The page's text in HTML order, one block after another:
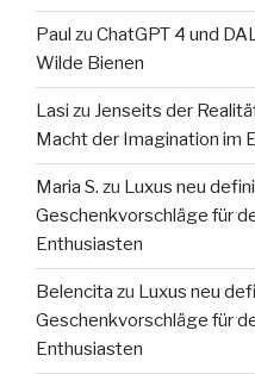
Paul zu ChatGPT 4 und
Wilde Bienen
Lasi zu Jenseits der
Macht der Imagination im
Maria S. zu Luxus neu
Geschenkvorschläge für
Enthusiasten
Belencita zu Luxus neu
Geschenkvorschläge für
Enthusiasten